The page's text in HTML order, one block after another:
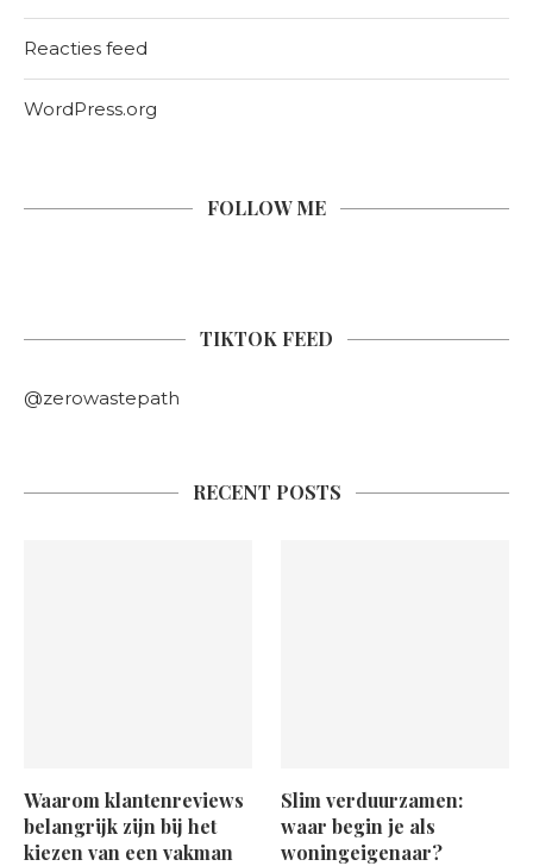
Reacties feed
WordPress.org
FOLLOW ME
TIKTOK FEED
@zerowastepath
RECENT POSTS
Waarom klantenreviews
belangrijk zijn bij het
kiezen van een vakman
Slim verduurzamen:
waar begin je als
woningeigenaar?